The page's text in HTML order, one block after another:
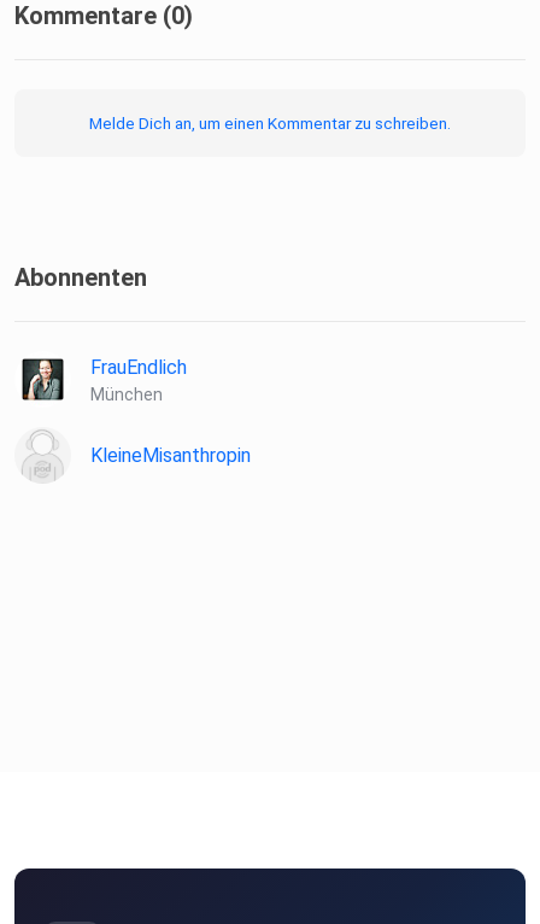
https://christinawechsel.com/uber-mich/
https://www.frauendlich.de/
Folge direkt herunterladen
Kommentare (0)
Melde Dich an, um einen Kommentar zu schreiben.
Abonnenten
FrauEndlich
München
KleineMisanthropin